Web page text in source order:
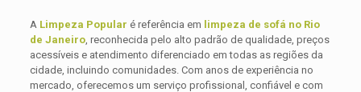
A Limpeza Popular é referência em limpeza de sofá no Rio
de Janeiro, reconhecida pelo alto padrão de qualidade, preços
acessíveis e atendimento diferenciado em todas as regiões da
cidade, incluindo comunidades. Com anos de experiência no
mercado, oferecemos um serviço profissional, confiável e com